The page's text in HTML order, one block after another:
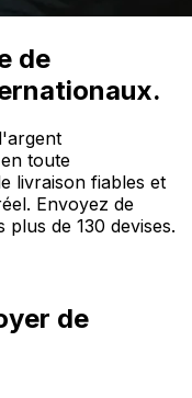
de
toute
livraison fiables et
Envoyez de
de 130 devises.
de